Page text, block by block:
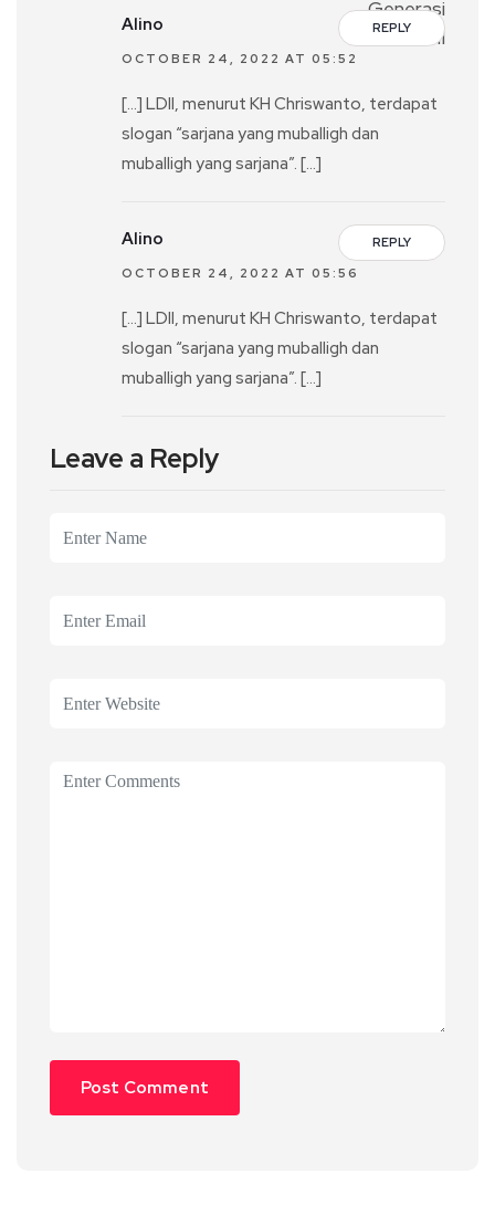
REPLY
Alino
OCTOBER 24, 2022 AT 05:52
[…] LDII, menurut KH Chriswanto, terdapat
slogan “sarjana yang muballigh dan
muballigh yang sarjana”. […]
REPLY
Alino
OCTOBER 24, 2022 AT 05:56
[…] LDII, menurut KH Chriswanto, terdapat
slogan “sarjana yang muballigh dan
muballigh yang sarjana”. […]
Leave a Reply